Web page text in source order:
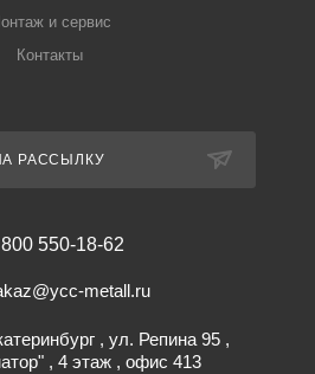
и сервис
Контакты
РАССЫЛКУ
550-18-62
metall.ru
, ул. Репина 95 ,
, 4 этаж , офис 413